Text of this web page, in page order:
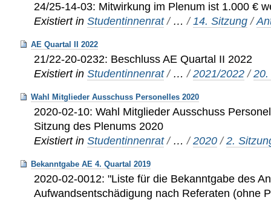
24/25-14-03: Mitwirkung im Plenum ist 1.000 €
Existiert in Studentinnenrat / …/14. Sitzung /
AE Quartal II 2022
21/22-20-0232: Beschluss AE Quartal II 2022
Existiert in Studentinnenrat / …/2021/2022 /
Wahl Mitglieder Ausschuss Personelles 2020
2020-02-10: Wahl Mitglieder Ausschuss
Sitzung des Plenums 2020
Existiert in Studentinnenrat / …/2020 /2.
Bekanntgabe AE 4. Quartal 2019
2020-02-0012: "Liste für die Bekanntgabe des
Aufwandsentschädigung nach Referaten (ohne